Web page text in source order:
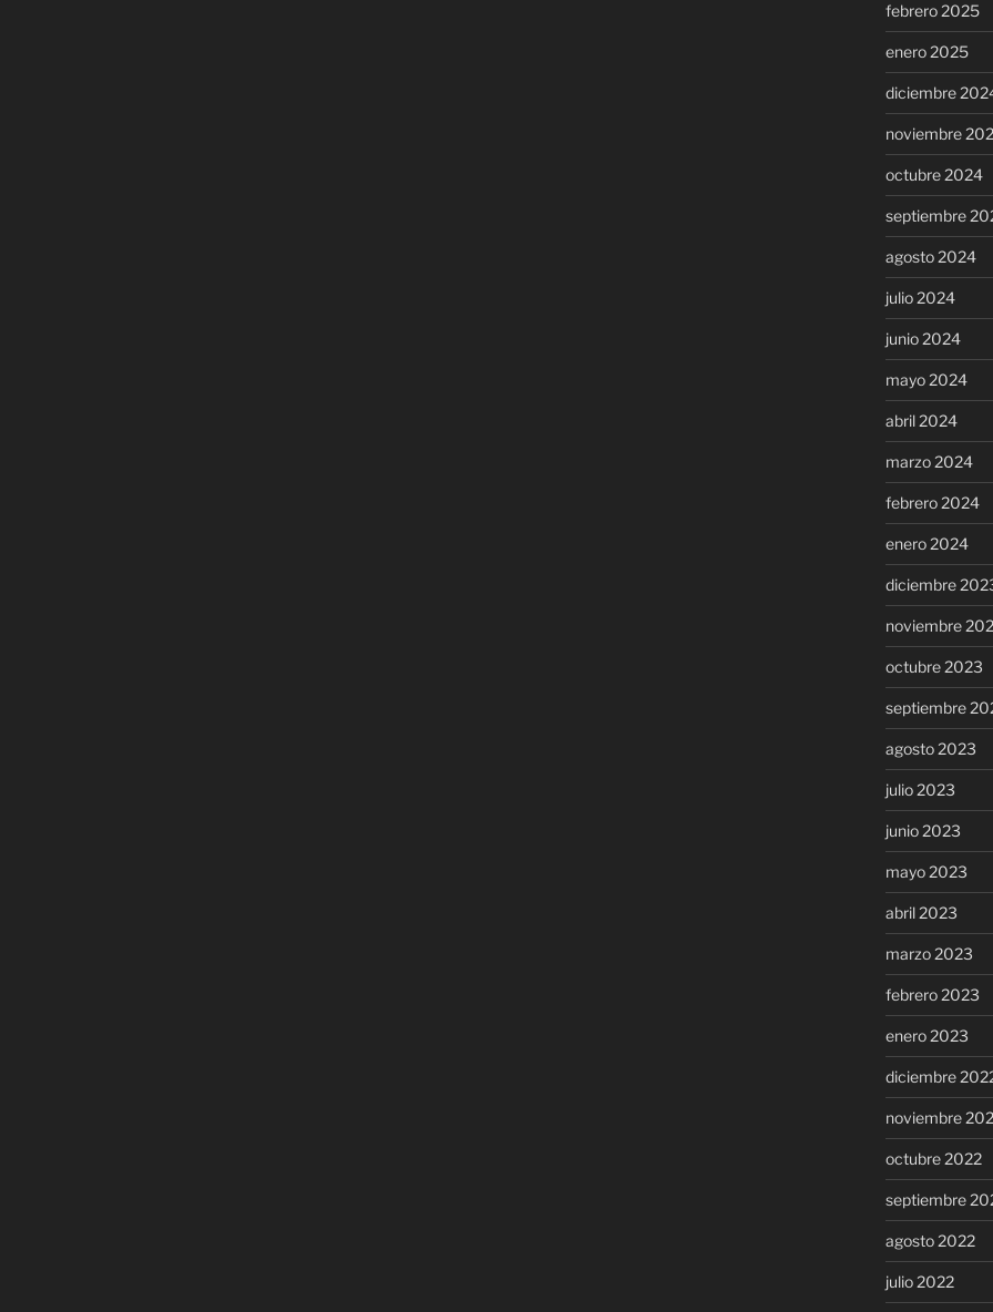
febrero 2025
enero 2025
diciembre
noviembre
octubre 2024
septiembre
agosto 2024
julio 2024
junio 2024
mayo 2024
abril 2024
marzo 2024
febrero 2024
enero 2024
diciembre
noviembre
octubre 2023
septiembre
agosto 2023
julio 2023
junio 2023
mayo 2023
abril 2023
marzo 2023
febrero 2023
enero 2023
diciembre
noviembre
octubre 2022
septiembre
agosto 2022
julio 2022